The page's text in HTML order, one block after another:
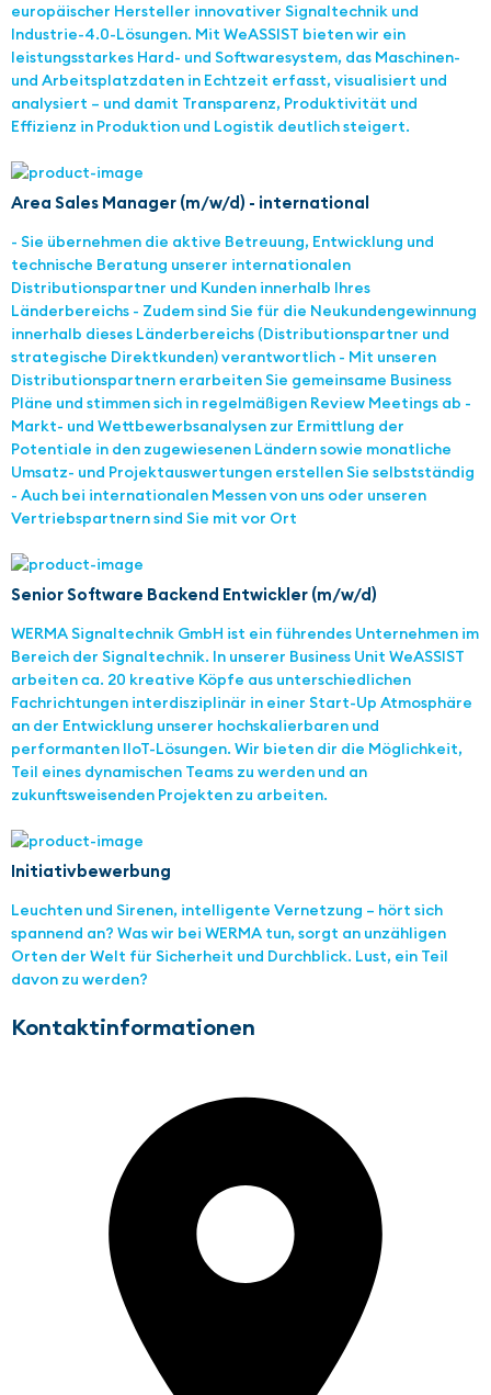
europäischer Hersteller innovativer Signaltechnik und
Industrie-4.0-Lösungen. Mit WeASSIST bieten wir ein
leistungsstarkes Hard- und Softwaresystem, das Maschinen-
und Arbeitsplatzdaten in Echtzeit erfasst, visualisiert und
analysiert – und damit Transparenz, Produktivität und
Effizienz in Produktion und Logistik deutlich steigert.
Area Sales Manager (m/w/d) - international
- Sie übernehmen die aktive Betreuung, Entwicklung und
technische Beratung unserer internationalen
Distributionspartner und Kunden innerhalb Ihres
Länderbereichs - Zudem sind Sie für die Neukundengewinnung
innerhalb dieses Länderbereichs (Distributionspartner und
strategische Direktkunden) verantwortlich - Mit unseren
Distributionspartnern erarbeiten Sie gemeinsame Business
Pläne und stimmen sich in regelmäßigen Review Meetings ab -
Markt- und Wettbewerbsanalysen zur Ermittlung der
Potentiale in den zugewiesenen Ländern sowie monatliche
Umsatz- und Projektauswertungen erstellen Sie selbstständig
- Auch bei internationalen Messen von uns oder unseren
Vertriebspartnern sind Sie mit vor Ort
Senior Software Backend Entwickler (m/w/d)
WERMA Signaltechnik GmbH ist ein führendes Unternehmen im
Bereich der Signaltechnik. In unserer Business Unit WeASSIST
arbeiten ca. 20 kreative Köpfe aus unterschiedlichen
Fachrichtungen interdisziplinär in einer Start-Up Atmosphäre
an der Entwicklung unserer hochskalierbaren und
performanten IIoT-Lösungen. Wir bieten dir die Möglichkeit,
Teil eines dynamischen Teams zu werden und an
zukunftsweisenden Projekten zu arbeiten.
Initiativbewerbung
Leuchten und Sirenen, intelligente Vernetzung – hört sich
spannend an? Was wir bei WERMA tun, sorgt an unzähligen
Orten der Welt für Sicherheit und Durchblick. Lust, ein Teil
davon zu werden?
Kontaktinformationen